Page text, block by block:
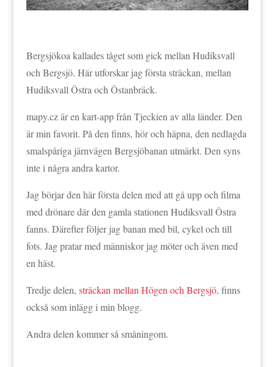
Bergsjökoa kallades tåget som gick mellan Hudiksvall
och Bergsjö. Här utforskar jag första sträckan, mellan
Hudiksvall Östra och Östanbräck.
mapy.cz är en kart-app från Tjeckien av alla länder. Den
är min favorit. På den finns, hör och häpna, den nedlagda
smalspåriga järnvägen Bergsjöbanan utmärkt. Den syns
inte i några andra kartor.
Jag börjar den här första delen med att gå upp och filma
med drönare där den gamla stationen Hudiksvall Östra
fanns. Därefter följer jag banan med bil, cykel och till
fots. Jag pratar med människor jag möter och även med
en häst.
Tredje delen, sträckan mellan Högen och Bergsjö, finns
också som inlägg i min blogg.
Andra delen kommer så småningom.